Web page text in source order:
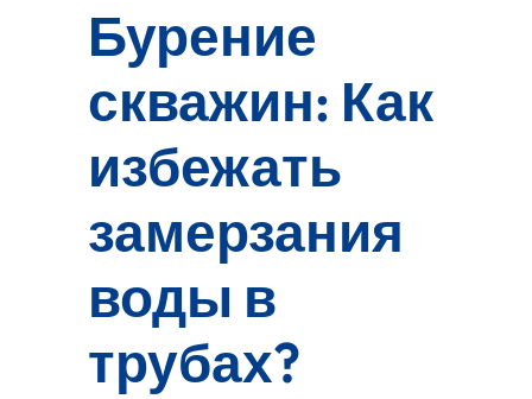
Бурение
скважин: Как
избежать
замерзания
воды в
трубах?